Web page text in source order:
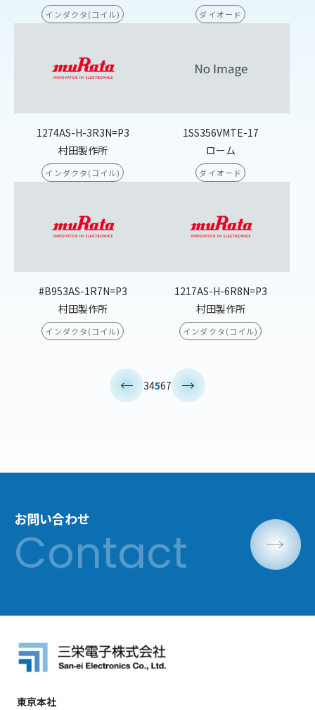
インダクタ(コイル) ダイオード
1274AS-H-3R3N=P3
村田製作所
インダクタ(コイル)
1SS356VMTE-17
ローム
ダイオード
#B953AS-1R7N=P3
村田製作所
インダクタ(コイル)
1217AS-H-6R8N=P3
村田製作所
インダクタ(コイル)
34567
お問い合わせ
東京本社